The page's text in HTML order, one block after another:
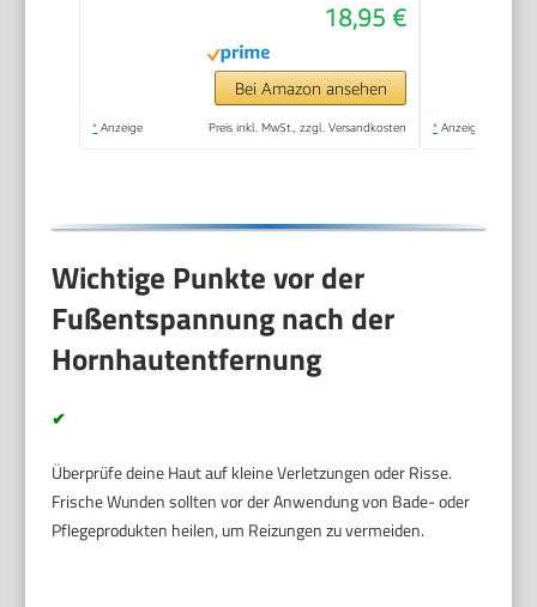
Fußpflege Pediküre
Set ohne Schleifen
mit Sofort-Effekt.
18,95 €
Bei Amazon ansehen
* Anzeige Preis inkl. MwSt., zzgl. Versandkosten * Anzeige
Wichtige Punkte vor der
Fußentspannung nach der
Hornhautentfernung
✔
Überprüfe deine Haut auf kleine Verletzungen oder Risse.
Frische Wunden sollten vor der Anwendung von Bade- oder
Pflegeprodukten heilen, um Reizungen zu vermeiden.